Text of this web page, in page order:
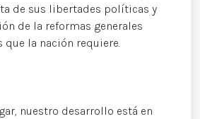
de sus libertades políticas y
de la reformas generales
la nación requiere.
nuestro desarrollo está en